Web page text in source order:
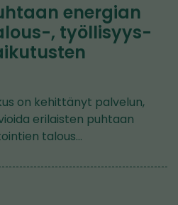
energian
, työllisyys-
on kehittänyt palvelun,
erilaisten puhtaan
talous…